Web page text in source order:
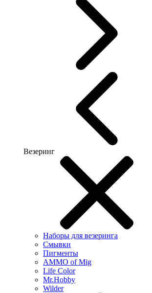
Везеринг
Наборы для везеринга
Смывки
Пигменты
AMMO of Mig
Life Color
Mr.Hobby
Wilder